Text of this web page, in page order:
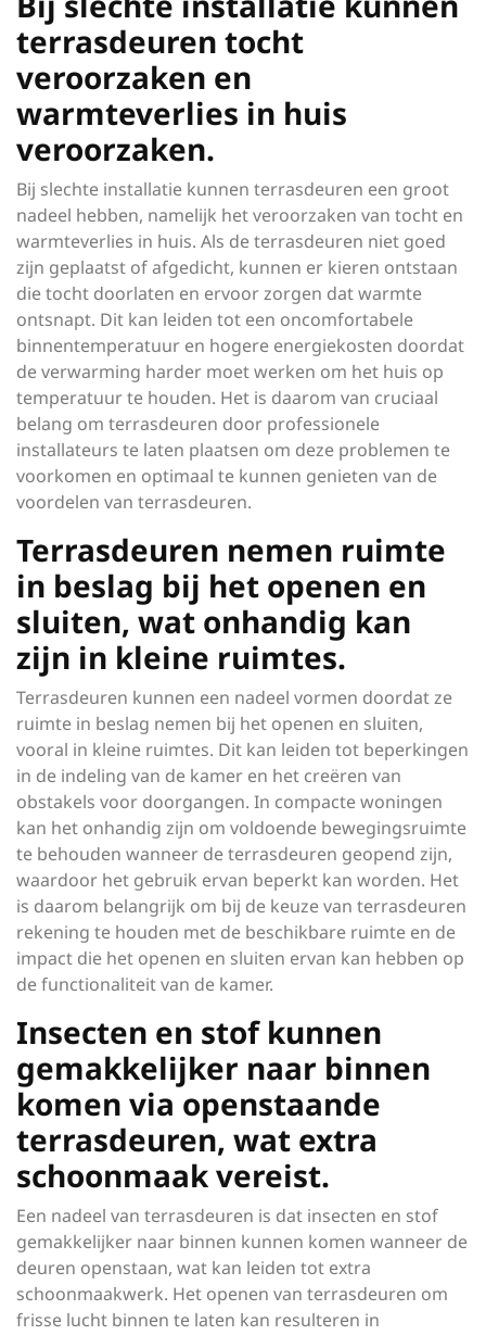
terrasdeuren tocht
veroorzaken en
warmteverlies in huis
veroorzaken.
Bij slechte installatie kunnen terrasdeuren een groot
nadeel hebben, namelijk het veroorzaken van tocht en
warmteverlies in huis. Als de terrasdeuren niet goed
zijn geplaatst of afgedicht, kunnen er kieren ontstaan
die tocht doorlaten en ervoor zorgen dat warmte
ontsnapt. Dit kan leiden tot een oncomfortabele
binnentemperatuur en hogere energiekosten doordat
de verwarming harder moet werken om het huis op
temperatuur te houden. Het is daarom van cruciaal
belang om terrasdeuren door professionele
installateurs te laten plaatsen om deze problemen te
voorkomen en optimaal te kunnen genieten van de
voordelen van terrasdeuren.
Terrasdeuren nemen ruimte
in beslag bij het openen en
sluiten, wat onhandig kan
zijn in kleine ruimtes.
Terrasdeuren kunnen een nadeel vormen doordat ze
ruimte in beslag nemen bij het openen en sluiten,
vooral in kleine ruimtes. Dit kan leiden tot beperkingen
in de indeling van de kamer en het creëren van
obstakels voor doorgangen. In compacte woningen
kan het onhandig zijn om voldoende bewegingsruimte
te behouden wanneer de terrasdeuren geopend zijn,
waardoor het gebruik ervan beperkt kan worden. Het
is daarom belangrijk om bij de keuze van terrasdeuren
rekening te houden met de beschikbare ruimte en de
impact die het openen en sluiten ervan kan hebben op
de functionaliteit van de kamer.
Insecten en stof kunnen
gemakkelijker naar binnen
komen via openstaande
terrasdeuren, wat extra
schoonmaak vereist.
Een nadeel van terrasdeuren is dat insecten en stof
gemakkelijker naar binnen kunnen komen wanneer de
deuren openstaan, wat kan leiden tot extra
schoonmaakwerk. Het openen van terrasdeuren om
frisse lucht binnen te laten kan resulteren in